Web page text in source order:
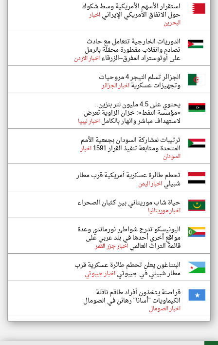
استقرار الأسهم الأمريكية وسط شكوك
حول الاتفاق الأمريكي الإيرانياخبار
البحرين
الدوريات الخارجية تتعامل مع حادث
تصادم وانقلاب مقطورة محمّلة بالرمل
على أوتوستراد المفرق–الزرقاءاخبار الاردن
الجزائر تسلم النيجر 4 مروحيات
وتجهيزات عسكريةاخبار الجزائر
يحتوي على 4.5 مليون لتر بنزين..
«مؤسسة النفط»: خزان الزاوية تعرض
لاستهداف مباشر وانهار بالكاملاخبار ليبيا
ترتيبات لمشاركة السودان بجمعية الأمم
المتحدة ومتابعة تنفيذ القرار 1591 اخبار
السودان
تحطم طائرة عسكرية أمريكية قرب مطار
شبيلياخبار اليمن
حياة شاب موريتاني بين كثبان الصحراء
اخبار موريتانيا
اليونيسكو تدرج شواطئ نورماندي وعدة
مواقع أخرى أحدها في بلد عربي على
قائمة التراث العالمياخبار جزر القمر
البنتاغون يعلن تحطم طائرة عسكرية قرب
مطار شبيلي في جيبوتياخبار جيبوتي
قراصنة يتخذون أفراد طاقم ناقلة
الكيماويات "أسانا" رهائن في الصومال
اخبار الصومال